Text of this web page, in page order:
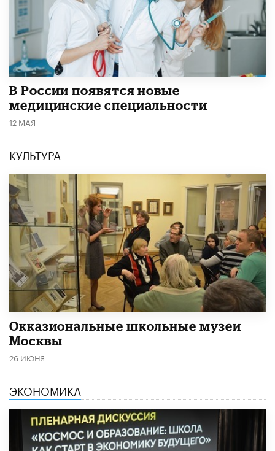
В России появятся новые
медицинские специальности
12 МАЯ
КУЛЬТУРА
​Окказиональные школьные музеи
Москвы
26 ИЮНЯ
ЭКОНОМИКА